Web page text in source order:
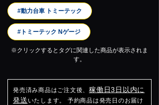
#動力台車 トミーテック
#トミーテック Nゲージ
※クリックするとタグに関連した商品が表示されま
す。
発売済み商品はご注文後、 稼働日3日以内に
発送 いたします。 予約商品は発売日のお届け